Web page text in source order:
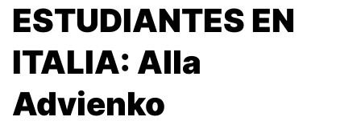
ESTUDIANTES EN
ITALIA: Alla
Advienko